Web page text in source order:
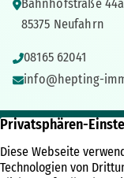
Bahnhofstraße 44a
85375 Neufahrn
08165 62041
info@hepting-
IMMOBILIEN